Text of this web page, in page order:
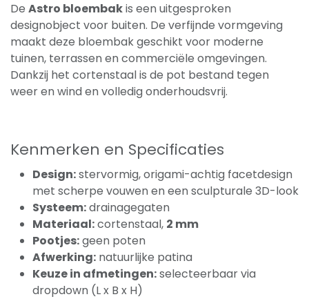
De Astro bloembakis een uitgesproken
designobject voor buiten. De verfijnde vormgeving
maakt deze bloembak geschikt voor moderne
tuinen, terrassen en commerciële omgevingen.
Dankzij het cortenstaal is de pot bestand tegen
weer en wind en volledig onderhoudsvrij.
Kenmerken en Specificaties
Design:stervormig, origami-achtig facetdesign
met scherpe vouwen en een sculpturale 3D-look
Systeem:drainagegaten
Materiaal:cortenstaal, 2 mm
Pootjes:geen poten
Afwerking: natuurlijke patina
Keuze in afmetingen:selecteerbaar via
dropdown (L x B x H)